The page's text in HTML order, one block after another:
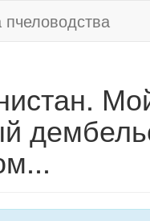
пчеловодства